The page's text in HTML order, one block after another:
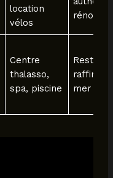
location
vélos
rénové
Centre
thalasso,
spa, piscine
raffinée,
mer